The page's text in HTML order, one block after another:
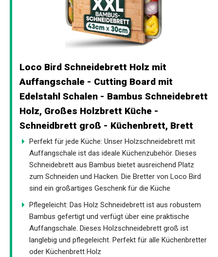
Loco Bird Schneidebrett Holz mit
Auffangschale - Cutting Board mit
Edelstahl Schalen - Bambus Schneidebrett
Holz, Großes Holzbrett Küche -
Schneidbrett groß - Küchenbrett, Brett
Perfekt für jede Küche: Unser Holzschneidebrett mit
Auffangschale ist das ideale Küchenzubehör. Dieses
Schneidebrett aus Bambus bietet ausreichend Platz
zum Schneiden und Hacken. Die Bretter von Loco Bird
sind ein großartiges Geschenk für die Küche
Pflegeleicht: Das Holz Schneidebrett ist aus robustem
Bambus gefertigt und verfügt über eine praktische
Auffangschale. Dieses Holzschneidebrett groß ist
langlebig und pflegeleicht. Perfekt für alle Küchenbretter
oder Küchenbrett Holz